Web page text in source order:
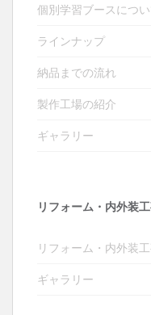
個別学習ブースにつ
ラインナップ
納品までの流れ
製作工場の紹介
ギャラリー
リフォーム・内外装
リフォーム・内外装
ギャラリー